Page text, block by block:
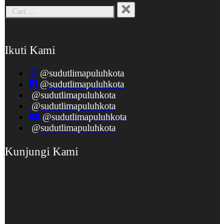
Ikuti Kami
@sudutlimapuluhkota
@sudutlimapuluhkota
@sudutlimapuluhkota
@sudutlimapuluhkota
@sudutlimapuluhkota
@sudutlimapuluhkota
Kunjungi Kami